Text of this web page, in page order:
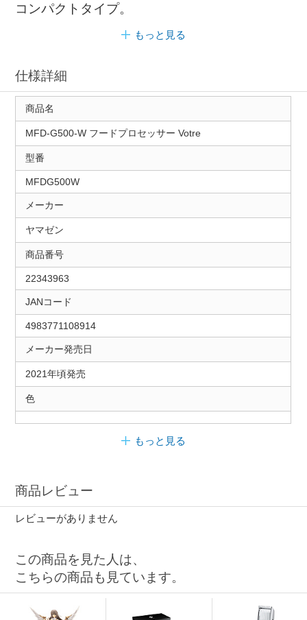
コンパクトタイプ。
もっと見る
仕様詳細
商品名
MFD-G500-W フードプロセッサー Votre
型番
MFDG500W
メーカー
ヤマゼン
商品番号
22343963
JANコード
4983771108914
メーカー発売日
2021年頃発売
色
もっと見る
商品レビュー
レビューがありません
この商品を見た人は、
こちらの商品も見ています。